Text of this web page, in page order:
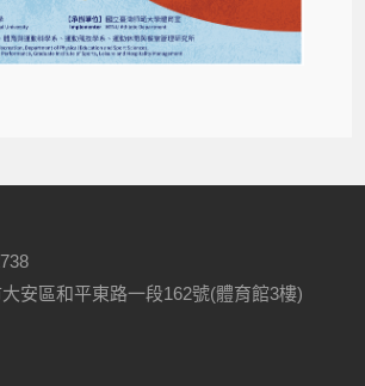
安區和平東路一段162號(體育館3樓)